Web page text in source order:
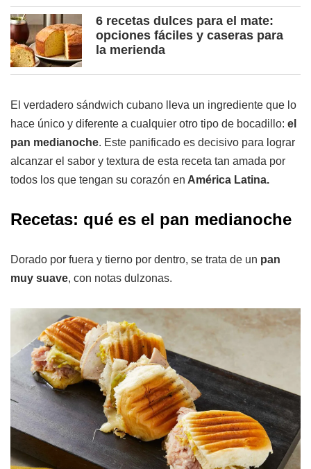
6 recetas dulces para el mate:
opciones fáciles y caseras para
la merienda
El verdadero sándwich cubano lleva un ingrediente que lo
hace único y diferente a cualquier otro tipo de bocadillo: el
pan medianoche. Este panificado es decisivo para lograr
alcanzar el sabor y textura de esta receta tan amada por
todos los que tengan su corazón en América Latina.
Recetas: qué es el pan medianoche
Dorado por fuera y tierno por dentro, se trata de un pan
muy suave, con notas dulzonas.